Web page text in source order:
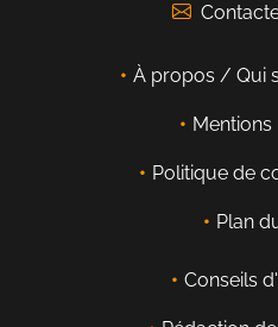
À propos / Qui
Mentions
Politique de
Plan
Conseils